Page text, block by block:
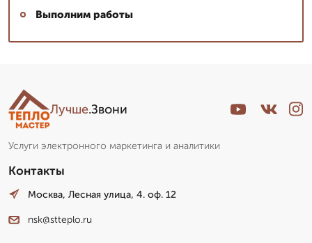
Выполним работы
Лучше.Звони
Услуги электронного маркетинга и аналитики
Контакты
Москва, Лесная улица, 4. оф. 12
nsk@stteplo.ru